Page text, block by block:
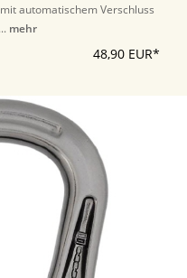
automatischem Verschluss
mehr
48,90 EUR*